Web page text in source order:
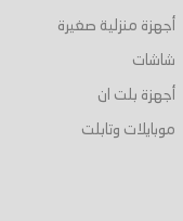
أجهزة منزلية صغيرة
شاشات
أجهزة بلت ان
موبايلات وتابلت